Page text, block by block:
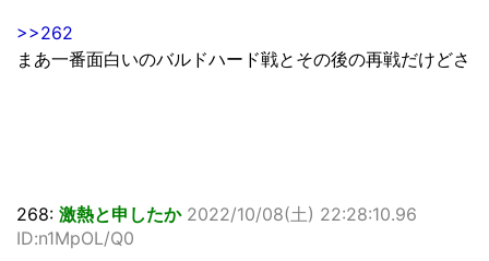
>>262
まあ一番面白いのバルドハード戦とその後の再戦だけどさ
268: 激熱と申したか 2022/10/08(土) 22:28:10.96
ID:n1MpOL/Q0